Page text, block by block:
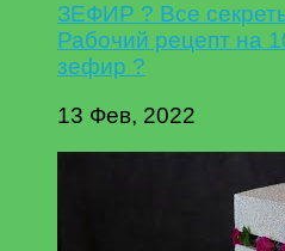
ЗЕФИР ? Все
Рабочий рецепт на
зефир ?
13 Фев, 2022